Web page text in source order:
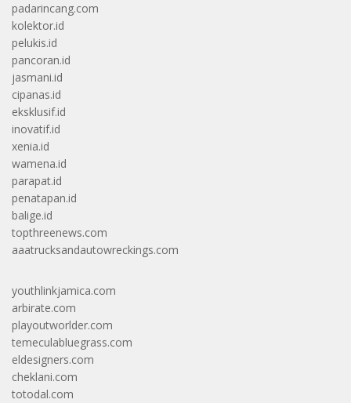
padarincang.com
kolektor.id
pelukis.id
pancoran.id
jasmani.id
cipanas.id
eksklusif.id
inovatif.id
xenia.id
wamena.id
parapat.id
penatapan.id
balige.id
topthreenews.com
aaatrucksandautowreckings.com
youthlinkjamica.com
arbirate.com
playoutworlder.com
temeculabluegrass.com
eldesigners.com
cheklani.com
totodal.com